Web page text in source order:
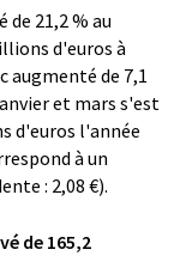
21,2 % au
d'euros à
augmenté de 7,1
et mars s'est
d'euros l'année
à un
: 2,08 €).
de 165,2